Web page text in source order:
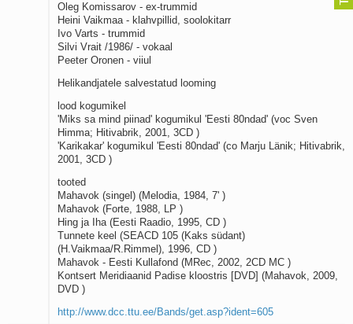
Oleg Komissarov - ex-trummid
Heini Vaikmaa - klahvpillid, soolokitarr
Ivo Varts - trummid
Silvi Vrait /1986/ - vokaal
Peeter Oronen - viiul
Helikandjatele salvestatud looming
lood kogumikel
'Miks sa mind piinad' kogumikul 'Eesti 80ndad' (voc Sven
Himma; Hitivabrik, 2001, 3CD )
'Karikakar' kogumikul 'Eesti 80ndad' (co Marju Länik; Hitivabrik,
2001, 3CD )
tooted
Mahavok (singel) (Melodia, 1984, 7' )
Mahavok (Forte, 1988, LP )
Hing ja Iha (Eesti Raadio, 1995, CD )
Tunnete keel (SEACD 105 (Kaks südant)
(H.Vaikmaa/R.Rimmel), 1996, CD )
Mahavok - Eesti Kullafond (MRec, 2002, 2CD MC )
Kontsert Meridiaanid Padise kloostris [DVD] (Mahavok, 2009,
DVD )
http://www.dcc.ttu.ee/Bands/get.asp?ident=605